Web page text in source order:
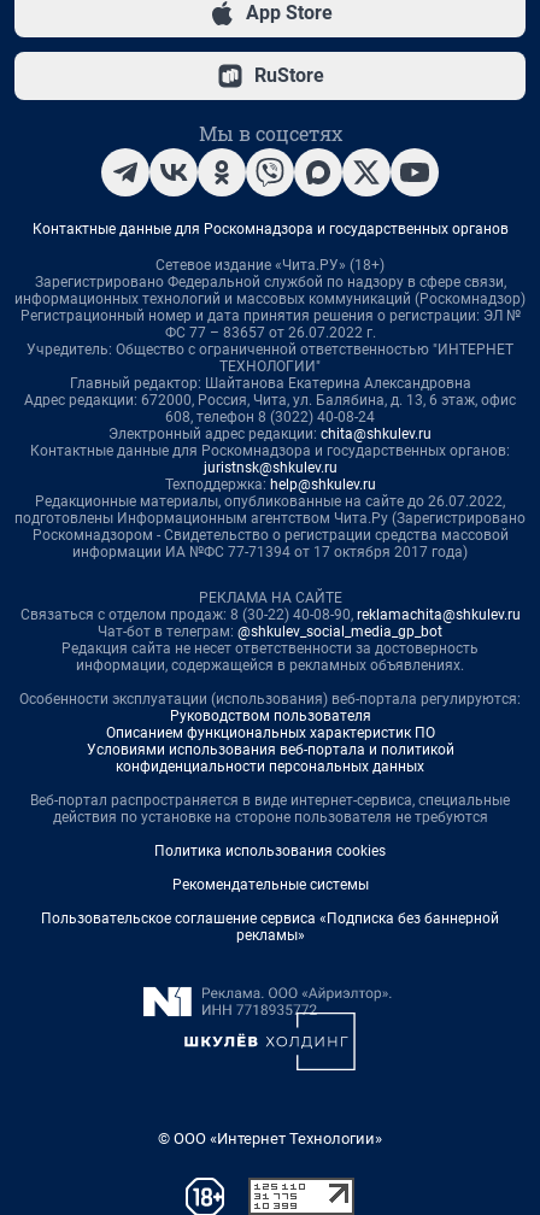
App Store
RuStore
Мы в соцсетях
Контактные данные для Роскомнадзора и государственных органов
Сетевое издание «Чита.РУ» (18+)
Зарегистрировано Федеральной службой по надзору в сфере связи,
информационных технологий и массовых коммуникаций (Роскомнадзор)
Регистрационный номер и дата принятия решения о регистрации: ЭЛ №
ФС 77 – 83657 от 26.07.2022 г.
Учредитель: Общество с ограниченной ответственностью "ИНТЕРНЕТ
ТЕХНОЛОГИИ"
Главный редактор: Шайтанова Екатерина Александровна
Адрес редакции: 672000, Россия, Чита, ул. Балябина, д. 13, 6 этаж, офис
608, телефон 8 (3022) 40-08-24
Электронный адрес редакции: chita@shkulev.ru
Контактные данные для Роскомнадзора и государственных органов:
juristnsk@shkulev.ru
Техподдержка: help@shkulev.ru
Редакционные материалы, опубликованные на сайте до 26.07.2022,
подготовлены Информационным агентством Чита.Ру (Зарегистрировано
Роскомнадзором - Свидетельство о регистрации средства массовой
информации ИА №ФС 77-71394 от 17 октября 2017 года)
РЕКЛАМА НА САЙТЕ
Связаться с отделом продаж: 8 (30-22) 40-08-90, reklamachita@shkulev.ru
Чат-бот в телеграм: @shkulev_social_media_gp_bot
Редакция сайта не несет ответственности за достоверность
информации, содержащейся в рекламных объявлениях.
Особенности эксплуатации (использования) веб-портала регулируются:
Руководством пользователя
Описанием функциональных характеристик ПО
Условиями использования веб-портала и политикой
конфиденциальности персональных данных
Веб-портал распространяется в виде интернет-сервиса, специальные
действия по установке на стороне пользователя не требуются
Политика использования cookies
Рекомендательные системы
Пользовательское соглашение сервиса «Подписка без баннерной
рекламы»
© ООО «Интернет Технологии»